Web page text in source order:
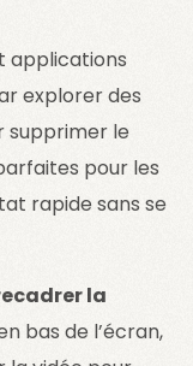
applications
explorer des
supprimer le
pour les
rapide sans se
la
bas de l’écran,